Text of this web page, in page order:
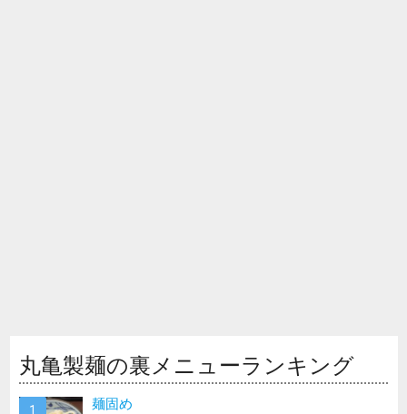
丸亀製麺の裏メニューランキング
麺固め